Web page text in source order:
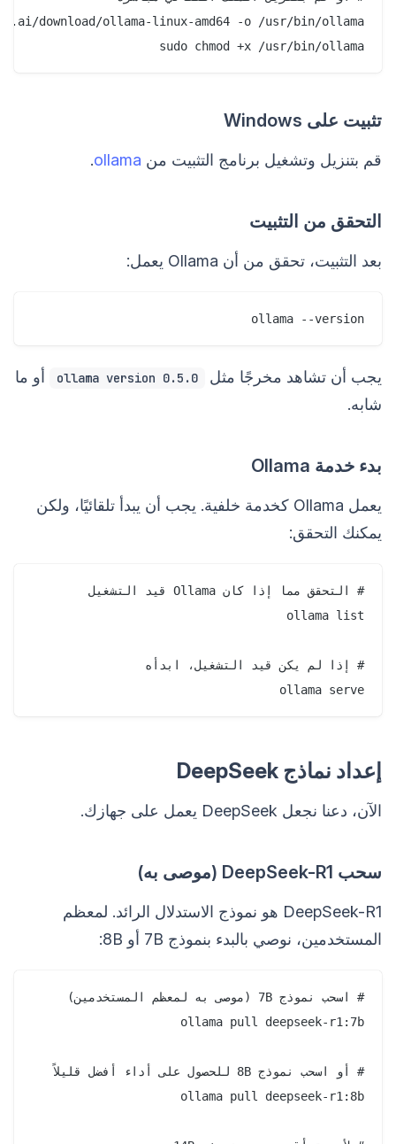
sudo chmod +x /usr/bin/ollama
تثبيت على Windows
قم بتنزيل وتشغيل برنامج التثبيت من ollama
.
التحقق من التثبيت
بعد التثبيت، تحقق من أن Ollama يعمل:
ollama --version
يجب أن تشاهد مخرجًا مثل ollama version 0.5.0
أو ما
شابه.
بدء خدمة Ollama
يعمل Ollama كخدمة خلفية. يجب أن يبدأ تلقائيًا، ولكن
يمكنك التحقق:
ollama serve
إعداد نماذج DeepSeek
الآن، دعنا نجعل DeepSeek يعمل على جهازك.
سحب DeepSeek-R1 (موصى به)
DeepSeek-R1 هو نموذج الاستدلال الرائد. لمعظم
المستخدمين، نوصي بالبدء بنموذج 7B أو 8B: